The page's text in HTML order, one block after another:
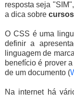
resposta seja
a dica sobre
O CSS é uma
definir a
linguagem de
benefício é prover
de um documento (
Na internet há